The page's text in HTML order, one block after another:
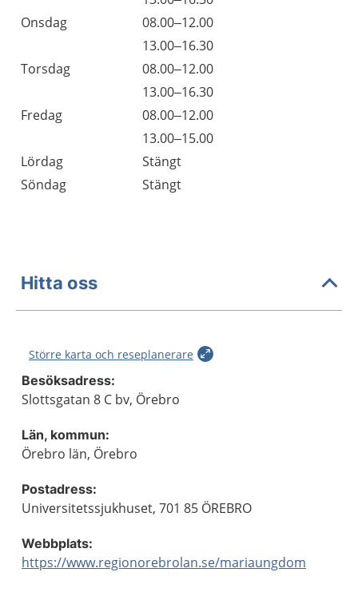
Onsdag
08.00–12.00
13.00–16.30
Torsdag
08.00–12.00
13.00–16.30
Fredag
08.00–12.00
13.00–15.00
Lördag
Stängt
Söndag
Stängt
Hitta oss
Större karta och reseplanerare
Besöksadress:
Slottsgatan 8 C bv, Örebro
Län, kommun:
Örebro län, Örebro
Postadress:
Universitetssjukhuset, 701 85 ÖREBRO
Webbplats:
https://www.regionorebrolan.se/mariaungdom